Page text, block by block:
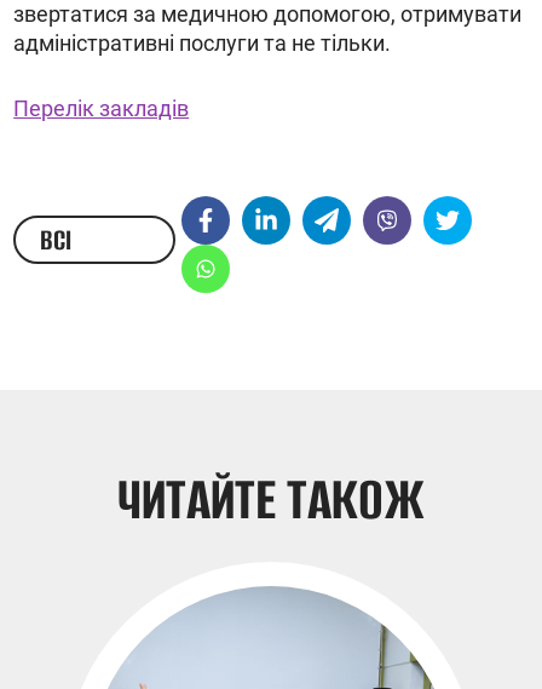
звертатися за медичною допомогою, отримувати
адміністративні послуги та не тільки.
Перелік закладів
ВСІ
ЧИТАЙТЕ ТАКОЖ